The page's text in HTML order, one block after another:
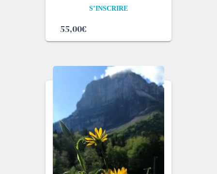
S’INSCRIRE
55,00€